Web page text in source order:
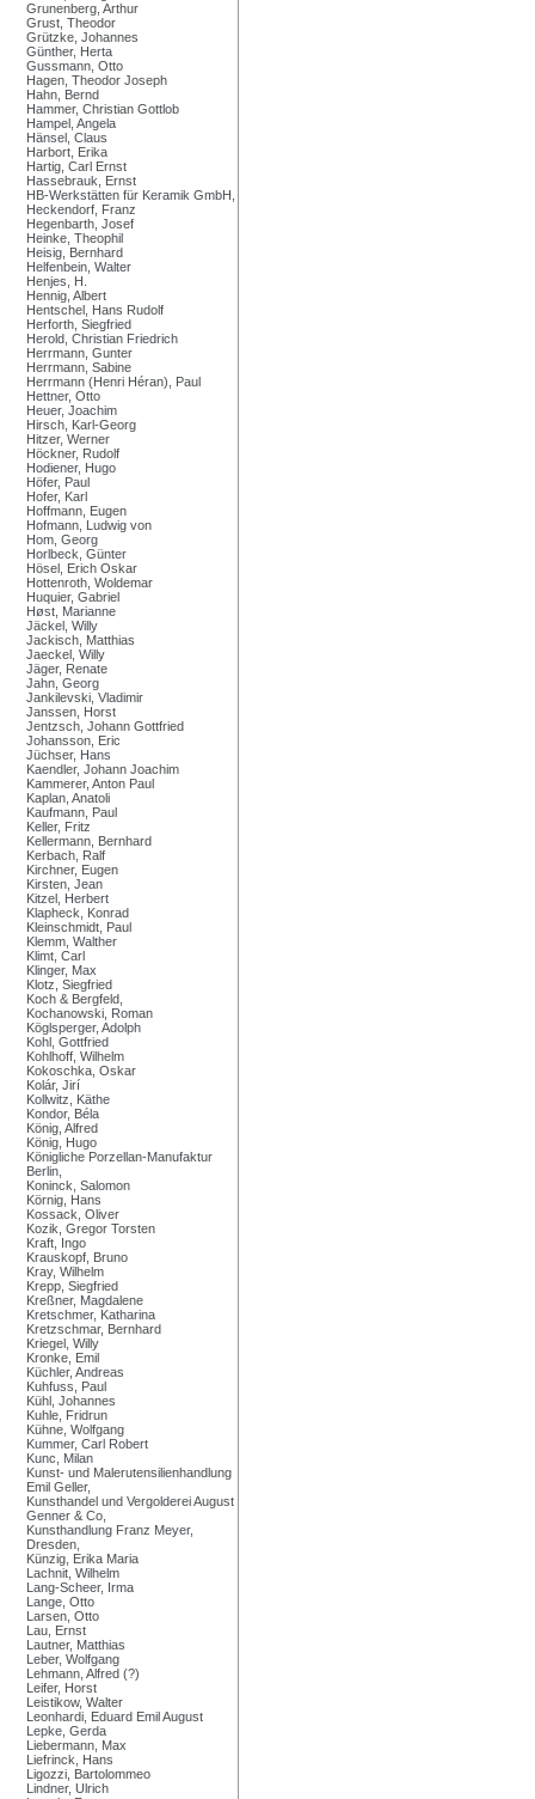
Grunenberg, Arthur
Grust, Theodor
Grützke, Johannes
Günther, Herta
Gussmann, Otto
Hagen, Theodor Joseph
Hahn, Bernd
Hammer, Christian Gottlob
Hampel, Angela
Hänsel, Claus
Harbort, Erika
Hartig, Carl Ernst
Hassebrauk, Ernst
HB-Werkstätten für Keramik GmbH,
Heckendorf, Franz
Hegenbarth, Josef
Heinke, Theophil
Heisig, Bernhard
Helfenbein, Walter
Henjes, H.
Hennig, Albert
Hentschel, Hans Rudolf
Herforth, Siegfried
Herold, Christian Friedrich
Herrmann, Gunter
Herrmann, Sabine
Herrmann (Henri Héran), Paul
Hettner, Otto
Heuer, Joachim
Hirsch, Karl-Georg
Hitzer, Werner
Höckner, Rudolf
Hodiener, Hugo
Höfer, Paul
Hofer, Karl
Hoffmann, Eugen
Hofmann, Ludwig von
Hom, Georg
Horlbeck, Günter
Hösel, Erich Oskar
Hottenroth, Woldemar
Huquier, Gabriel
Høst, Marianne
Jäckel, Willy
Jackisch, Matthias
Jaeckel, Willy
Jäger, Renate
Jahn, Georg
Jankilevski, Vladimir
Janssen, Horst
Jentzsch, Johann Gottfried
Johansson, Eric
Jüchser, Hans
Kaendler, Johann Joachim
Kammerer, Anton Paul
Kaplan, Anatoli
Kaufmann, Paul
Keller, Fritz
Kellermann, Bernhard
Kerbach, Ralf
Kirchner, Eugen
Kirsten, Jean
Kitzel, Herbert
Klapheck, Konrad
Kleinschmidt, Paul
Klemm, Walther
Klimt, Carl
Klinger, Max
Klotz, Siegfried
Koch & Bergfeld,
Kochanowski, Roman
Köglsperger, Adolph
Kohl, Gottfried
Kohlhoff, Wilhelm
Kokoschka, Oskar
Kolár, Jirí
Kollwitz, Käthe
Kondor, Béla
König, Alfred
König, Hugo
Königliche Porzellan-Manufaktur
Berlin,
Koninck, Salomon
Körnig, Hans
Kossack, Oliver
Kozik, Gregor Torsten
Kraft, Ingo
Krauskopf, Bruno
Kray, Wilhelm
Krepp, Siegfried
Kreßner, Magdalene
Kretschmer, Katharina
Kretzschmar, Bernhard
Kriegel, Willy
Kronke, Emil
Küchler, Andreas
Kuhfuss, Paul
Kühl, Johannes
Kuhle, Fridrun
Kühne, Wolfgang
Kummer, Carl Robert
Kunc, Milan
Kunst- und Malerutensilienhandlung
Emil Geller,
Kunsthandel und Vergolderei August
Genner & Co,
Kunsthandlung Franz Meyer,
Dresden,
Künzig, Erika Maria
Lachnit, Wilhelm
Lang-Scheer, Irma
Lange, Otto
Larsen, Otto
Lau, Ernst
Lautner, Matthias
Leber, Wolfgang
Lehmann, Alfred (?)
Leifer, Horst
Leistikow, Walter
Leonhardi, Eduard Emil August
Lepke, Gerda
Liebermann, Max
Liefrinck, Hans
Ligozzi, Bartolommeo
Lindner, Ulrich